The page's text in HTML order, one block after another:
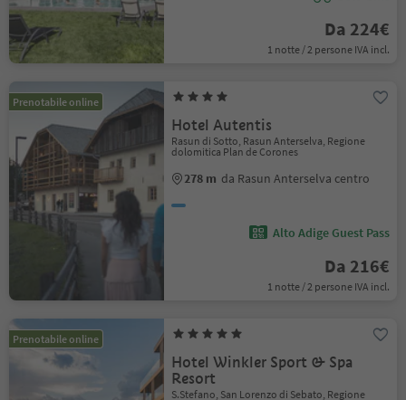
Da 224€
1 notte / 2 persone IVA incl.
Prenotabile online
Hotel Autentis
Rasun di Sotto, Rasun Anterselva, Regione
dolomitica Plan de Corones
278 m da Rasun Anterselva centro
Alto Adige Guest Pass
Da 216€
1 notte / 2 persone IVA incl.
Prenotabile online
Hotel Winkler Sport & Spa
Resort
S.Stefano, San Lorenzo di Sebato, Regione